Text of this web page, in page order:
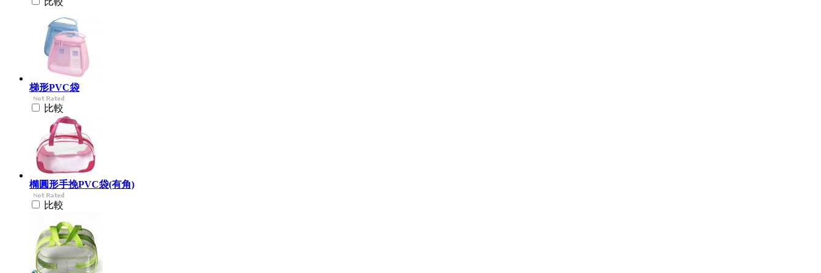
梯形PVC袋
比較
橢圓形手挽PVC袋(有角)
比較